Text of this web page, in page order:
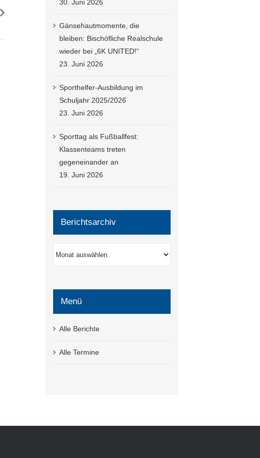
30. Juni 2026
Gänsehautmomente, die
bleiben: Bischöfliche Realschule
wieder bei „6K UNITED!“
23. Juni 2026
Sporthelfer-Ausbildung im
Schuljahr 2025/2026
23. Juni 2026
Sporttag als Fußballfest:
Klassenteams treten
gegeneinander an
19. Juni 2026
Berichtsarchiv
Menü
Alle Berichte
Alle Termine